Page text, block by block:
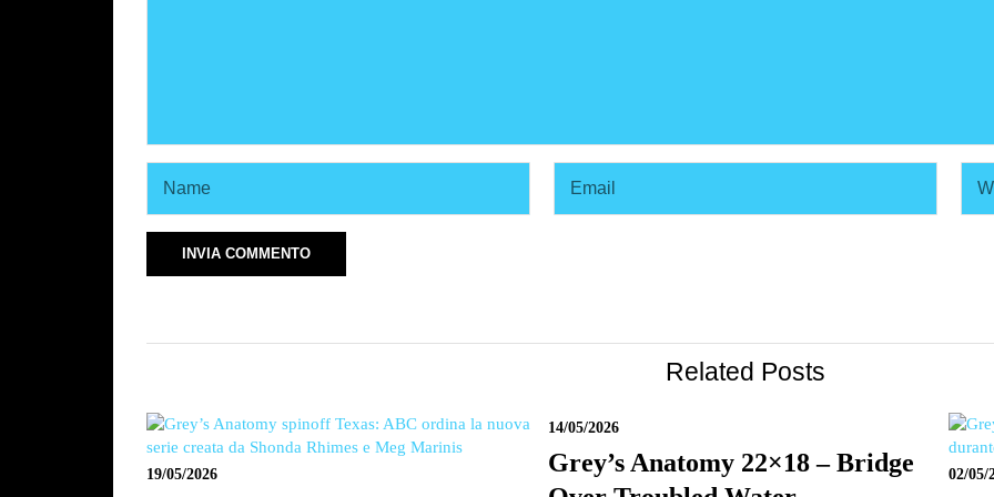
Related Posts
19/05/2026
14/05/2026
Grey’s Anatomy 22×18 – Bridge
02/05/